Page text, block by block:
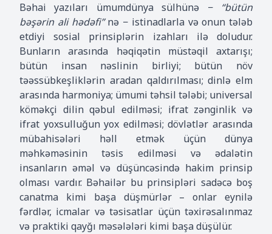
Bəhai yazıları ümumdünya sülhünə − “bütün
bəşərin ali hədəfi”nə − istinadlarla və onun tələb
etdiyi sosial prinsiplərin izahları ilə doludur.
Bunların arasında həqiqətin müstəqil axtarışı;
bütün insan nəslinin birliyi; bütün növ
təəssübkeşliklərin aradan qaldırılması; dinlə elm
arasında harmoniya; ümumi təhsil tələbi; universal
köməkçi dilin qəbul edilməsi; ifrat zənginlik və
ifrat yoxsulluğun yox edilməsi; dövlətlər arasında
mübahisələri həll etmək üçün dünya
məhkəməsinin təsis edilməsi və ədalətin
insanların əməl və düşüncəsində hakim prinsip
olması vardır. Bəhailər bu prinsipləri sadəcə boş
canatma kimi başa düşmürlər – onlar eynilə
fərdlər, icmalar və təsisatlar üçün təxirəsalınmaz
və praktiki qayğı məsələləri kimi başa düşülür.